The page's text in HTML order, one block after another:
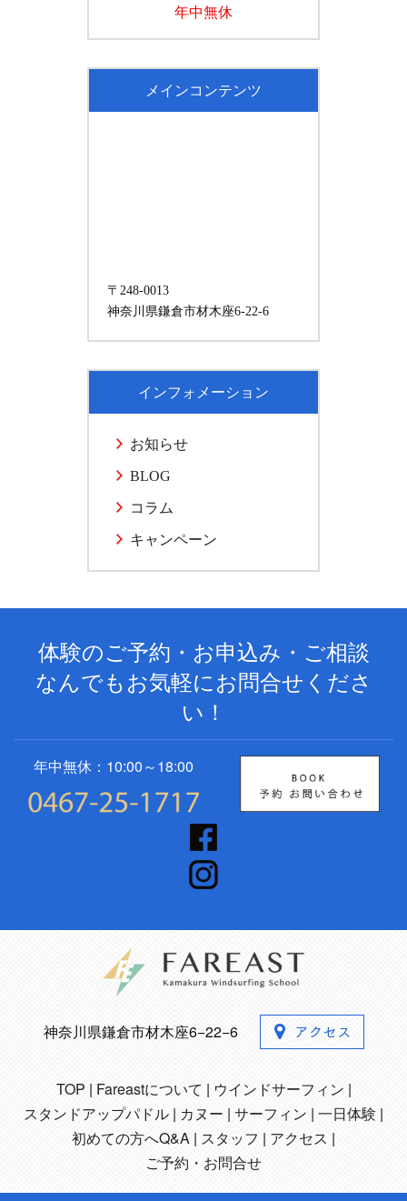
年中無休
メインコンテンツ
〒248-0013
神奈川県鎌倉市材木座6-22-6
インフォメーション
お知らせ
BLOG
コラム
キャンペーン
体験のご予約・お申込み・ご相談
なんでもお気軽にお問合せくださ
い！
年中無休：10:00～18:00
神奈川県鎌倉市材木座6−22−6
TOP Fareastについて
ウインドサーフィン
スタンドアップパドル
カヌー サーフィン 一日体験
初めての方へQ&A スタッフ
アクセス
ご予約・お問合せ